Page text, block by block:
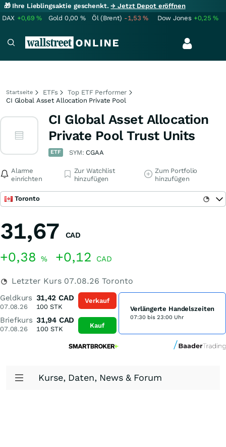
🎁 Ihre Lieblingsaktie geschenkt.→ Jetzt Depot eröffnen
DAX +0,69% Gold 0,00 % Öl (Brent) -1,53% Dow Jones +0,25%
Startseite ETFs
Top ETF Performer
CI Global Asset Allocation Private Pool
CI Global Asset Allocation
Private Pool Trust Units
ETF SYM: CGAA
Alarme
einrichten
Zur Watchlist
hinzufügen
Zum Portfolio
hinzufügen
Toronto
31,67 CAD
+0,38 % +0,12 CAD
Letzter Kurs 07.08.26 Toronto
Geldkurs
07.08.26
31,42 CAD
100 STK
Briefkurs
07.08.26
31,94 CAD
100STK
Verkauf
Kauf
Verlängerte Handelszeiten
07:30 bis 23:00 Uhr
Kurse, Daten, News & Forum